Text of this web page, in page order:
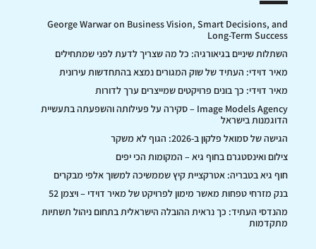
George Warwar on Business Vision, Smart Decisions, and
Long-Term Success
השתלות שיניים בגיאורגיה: כל מה שצריך לדעת לפני שמתחילים
מאיר דוידי: העתיד של שוק המגורים נמצא בהתחדשות עירונית
מאיר דוידי: כך בונים פרויקטים שמייצרים ערך לדורות
Image Models Agency – סקירה על פעילותה והשפעתה בתעשיית
הדוגמנות בישראל
הגישה של סמואל פלקון ב-2026: הגוף לא משקר
צילום ואינסטגרם בחוף גיא – המקומות הכי יפים
חוף גיא בטבריה: אטרקציית קיץ שממשיכה למשוך אלפי מבקרים
בנק מזרחי טפחות מאשר מימון לפרויקט של מאיר דוידי – ויצמן 52
מהנדסי העתיד: כך נראית ההובלה הישראלית בתחום ניהול תשתיות
מתקדמות